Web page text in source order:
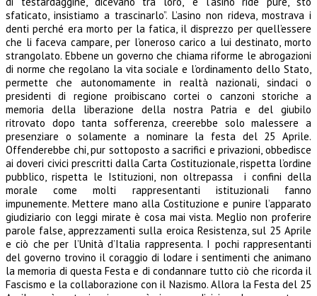
sfaticato, insistiamo a trascinarlo”. L’asino non rideva, mostrava i
denti perché era morto per la fatica, il disprezzo per quell’essere
che li faceva campare, per l’oneroso carico a lui destinato, morto
strangolato. Ebbene un governo che chiama riforme le abrogazioni
di norme che regolano la vita sociale e l’ordinamento dello Stato,
permette che autonomamente in realtà nazionali, sindaci o
presidenti di regione proibiscano cortei o canzoni storiche a
memoria della liberazione della nostra Patria e del giubilo
ritrovato dopo tanta sofferenza, creerebbe solo malessere a
presenziare o solamente a nominare la festa del 25 Aprile.
Offenderebbe chi, pur sottoposto a sacrifici e privazioni, obbedisce
ai doveri civici prescritti dalla Carta Costituzionale, rispetta l’ordine
pubblico, rispetta le Istituzioni, non oltrepassa i confini della
morale come molti rappresentanti istituzionali fanno
impunemente. Mettere mano alla Costituzione e punire l’apparato
giudiziario con leggi mirate è cosa mai vista. Meglio non proferire
parole false, apprezzamenti sulla eroica Resistenza, sul 25 Aprile
e ciò che per l’Unità d’Italia rappresenta. I pochi rappresentanti
del governo trovino il coraggio di lodare i sentimenti che animano
la memoria di questa Festa e di condannare tutto ciò che ricorda il
Fascismo e la collaborazione con il Nazismo. Allora la Festa del 25